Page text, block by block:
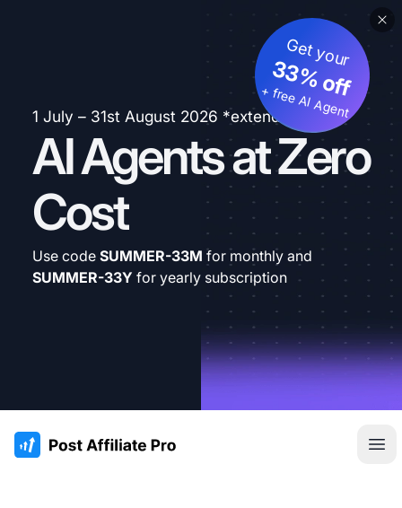
1 July – 31st August 2026 *extended
AI Agents at Zero
Cost
Get your
33% off
+ free AI Agent
Use code SUMMER-33M for monthly and
SUMMER-33Y for yearly subscription
:site.title